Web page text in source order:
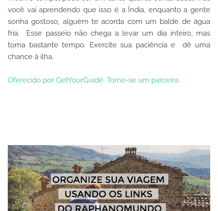
você vai aprendendo que isso é a Índia, enquanto a gente
sonha gostoso, alguém te acorda com um balde de água
fria. Esse passeio não chega a levar um dia inteiro, mas
toma bastante tempo. Exercite sua paciência e dê uma
chance à ilha.
Oferecido por GetYourGuide. Torne-se um parceiro.